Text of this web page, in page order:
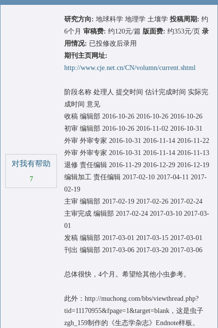
对我有帮助
7
研究方向: 地球科学 地理学 土壤学 投稿周期: 约
6个月 审稿费: 约120元/篇 版面费: 约353元/页 录
用情况: 已投修改后录用
期刊主页网址:
http://www.cje.net.cn/CN/volumn/current.shtml
阶段名称 处理人 提交时间 估计完成时间 实际完
成时间 意见
收稿 编辑部 2016-10-26 2016-10-26 2016-10-26
初审 编辑部 2016-10-26 2016-11-02 2016-10-31
外审 外审专家 2016-10-31 2016-11-14 2016-11-22
外审 外审专家 2016-10-31 2016-11-14 2016-11-13
退修 责任编辑 2016-11-29 2016-12-29 2016-12-19
编辑加工 责任编辑 2017-02-10 2017-04-11 2017-
02-19
主审 编辑部 2017-02-19 2017-02-26 2017-02-24
主审完成 编辑部 2017-02-24 2017-03-10 2017-03-
01
发稿 编辑部 2017-03-01 2017-03-15 2017-03-01
刊出 编辑部 2017-03-06 2017-03-20 2017-03-06
总体很快，4个月。希望给其他小虫参考。
此外：http://muchong.com/bbs/viewthread.php?
tid=11170955&fpage=1&target=blank，这是虫子
zgh_159制作的《生态学杂志》Endnote样板。